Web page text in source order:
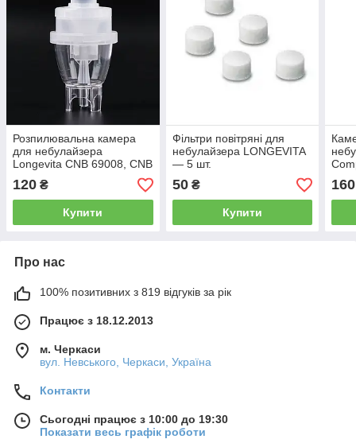
Розпилювальна камера
для небулайзера
Longevita CNB 69008, CNB
69012
120 ₴
Купити
Фільтри повітряні для
небулайзера LONGEVITA
— 5 шт.
50₴
Купити
160
Про нас
100% позитивних з 819 відгуків за рік
Працює з 18.12.2013
м. Черкаси
вул. Невського, Черкаси, Україна
Контакти
Сьогодні працює з 10:00 до 19:30
Показати весь графік роботи